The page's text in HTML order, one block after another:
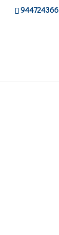
944724366